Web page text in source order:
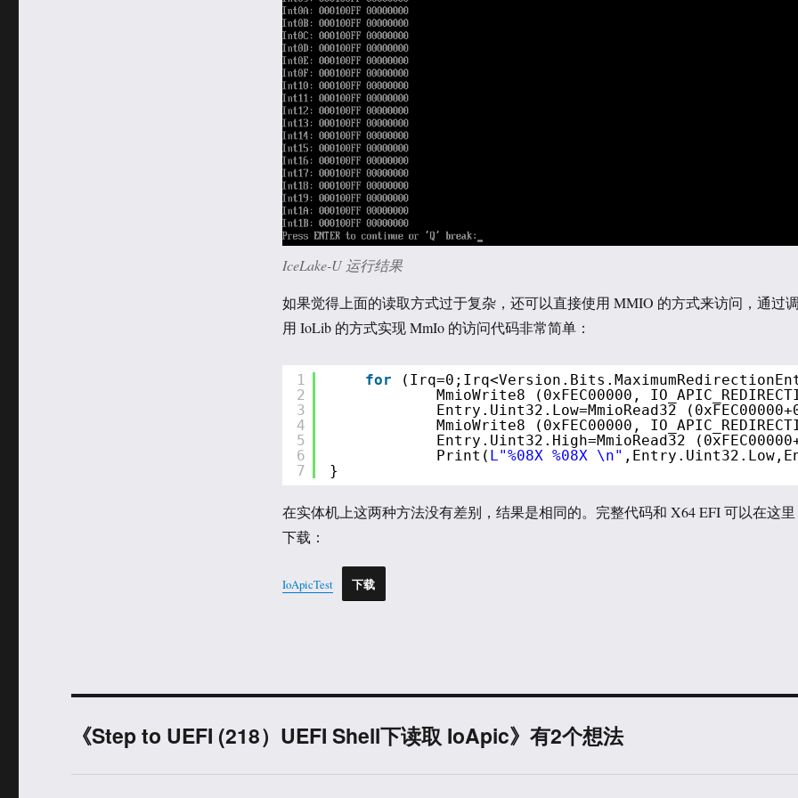
IceLake-U 运行结果
如果觉得上面的读取方式过于复杂，还可以直接使用 MMIO 的方式来访问，通过调
用 IoLib 的方式实现 MmIo 的访问代码非常简单：
1
2
3
4
5
6
7
for
MmioWrite8 (0xFEC00000,
Entry.Uint32.Low=MmioRead32
MmioWrite8 (0xFEC00000,
Entry.Uint32.High=MmioRead32
Print( L"%08X %08X \n"
}
在实体机上这两种方法没有差别，结果是相同的。完整代码和 X64 EFI 可以在这里
下载：
IoApicTest 下载
《Step to UEFI (218）UEFI Shell下读取 IoApic》有2个想法